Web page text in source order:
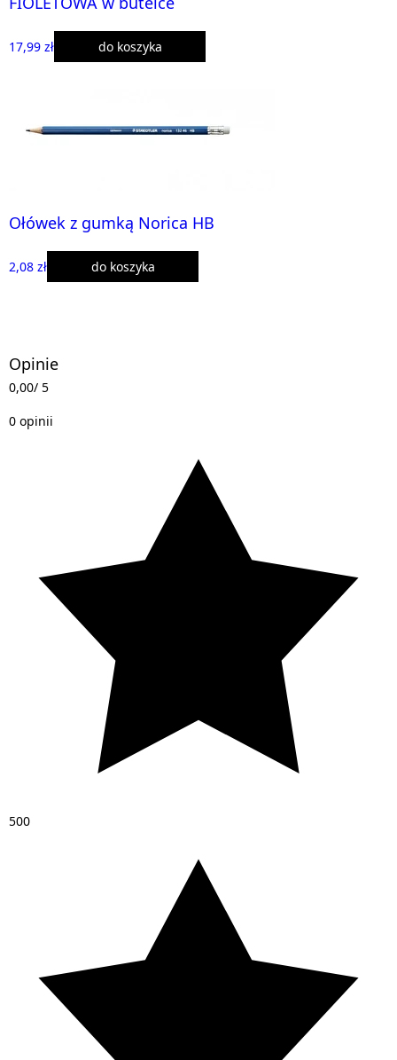
17,99 zł do koszyka
Ołówek z gumką Norica HB
2,08 zł do koszyka
Opinie
0,00/ 5
0 opinii
500